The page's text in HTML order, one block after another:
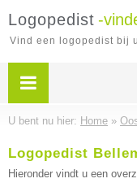
Logopedist -
Vind een logopedist bij
U bent nu hier: Home »
Logopedist
Hieronder vindt u een